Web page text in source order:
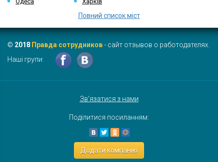
Повний список міст
© 2018 Правда сотрудников- сайт отзывов о работодателях.
Наші групи:
Зв'язатися з нами
Поділитися посиланням:
Додати компанію